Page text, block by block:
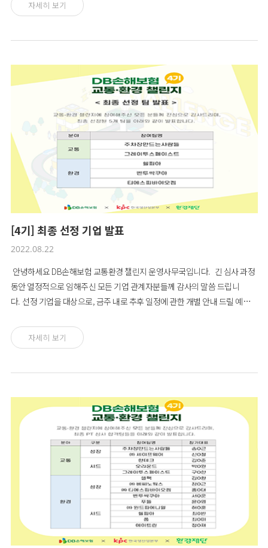
트워킹 등 다양한 지원을 받을 수 있으며 챌린지 전 과정을 함께한 소셜벤처
(www.dbichallenge.co.kr)을 중심으로 운영되고 있으며,온라인 플랫폼에
습니다.챌린지 참여를 원하신다면, [HOME > PARTICIPATE]에 게시된 신청서
양식을 다운로드하여 작성 후, [제출하기]란 혹은 이메일
dbichallenge@smcenter.or.kr을 통해 제출해주시기 바랍니다.우리 사회의
교통 및 환경 문제를 해결해 나갈 소셜벤처 창업자 및 예비창업자 분들의 많
은 지원을 기다립니다.
자세히 보기
[4기] 최종 선정 기업 발표
2022.08.22
안녕하세요 DB손해보험 교통환경 챌린지 운영사무국입니다. 긴 심사 과정
동안 열정적으로 임해주신 모든 기업 관계자분들께 감사의 말씀 드립니
다. 선정 기업을 대상으로, 금주 내로 추후 일정에 관한 개별 안내 드릴 예정이
자세히 보기